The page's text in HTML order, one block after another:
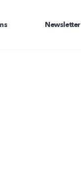
Newsletter